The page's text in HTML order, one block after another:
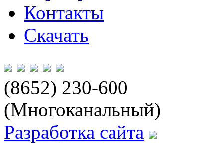
Контакты
Скачать
(8652) 230-600
(Многоканальный)
Разработка сайта